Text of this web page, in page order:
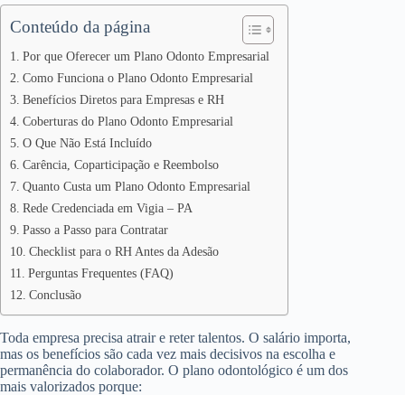
Conteúdo da página
Por que Oferecer um Plano Odonto Empresarial
Como Funciona o Plano Odonto Empresarial
Benefícios Diretos para Empresas e RH
Coberturas do Plano Odonto Empresarial
O Que Não Está Incluído
Carência, Coparticipação e Reembolso
Quanto Custa um Plano Odonto Empresarial
Rede Credenciada em Vigia – PA
Passo a Passo para Contratar
Checklist para o RH Antes da Adesão
Perguntas Frequentes (FAQ)
Conclusão
Toda empresa precisa atrair e reter talentos. O salário importa,
mas os benefícios são cada vez mais decisivos na escolha e
permanência do colaborador. O plano odontológico é um dos
mais valorizados porque: